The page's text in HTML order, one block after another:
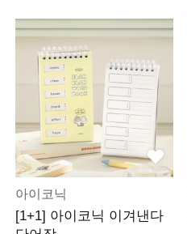
아이코닉
[1+1] 아이코닉 이겨낸다